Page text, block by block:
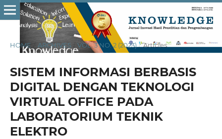
HOME ARCHIVES / VOL. 3 NO. 2 (2023) / Articles
SISTEM INFORMASI BERBASIS
DIGITAL DENGAN TEKNOLOGI
VIRTUAL OFFICE PADA
LABORATORIUM TEKNIK
ELEKTRO